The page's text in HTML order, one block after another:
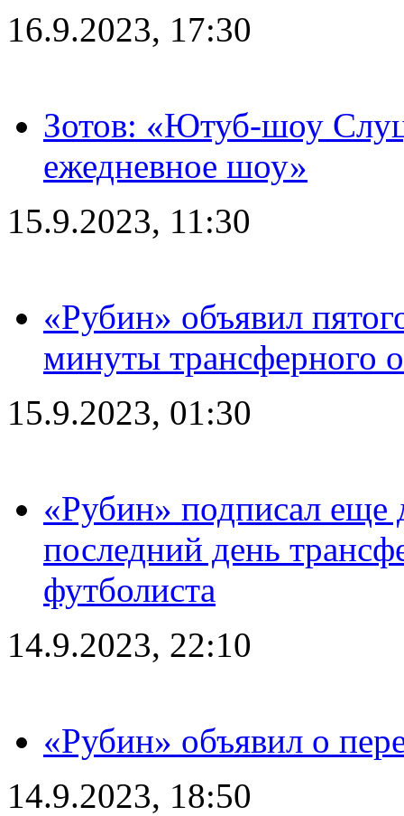
16.9.2023, 17:30
Зотов: «Ютуб-шоу
ежедневное шоу»
15.9.2023, 11:30
«Рубин» объявил
минуты трансферного
15.9.2023, 01:30
«Рубин» подписал еще
последний день
футболиста
14.9.2023, 22:10
«Рубин» объявил о
14.9.2023, 18:50